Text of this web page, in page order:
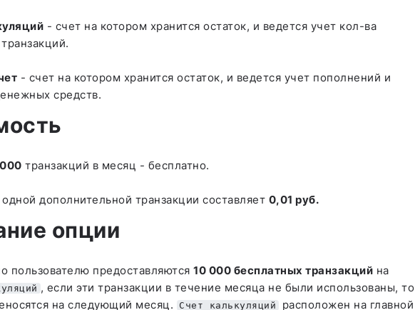
- счет на котором хранится остаток, и ведется учет кол-ва
- счет на котором хранится остаток, и ведется учет пополнений и
средств.
транзакций в месяц - бесплатно.
дополнительной транзакции составляет 0,01 руб.
опции
пользователю предоставляются 10 000 бесплатных транзакций на
, если эти транзакции в течение месяца не были использованы, то
на следующий месяц.
Счет калькуляций расположен на главной